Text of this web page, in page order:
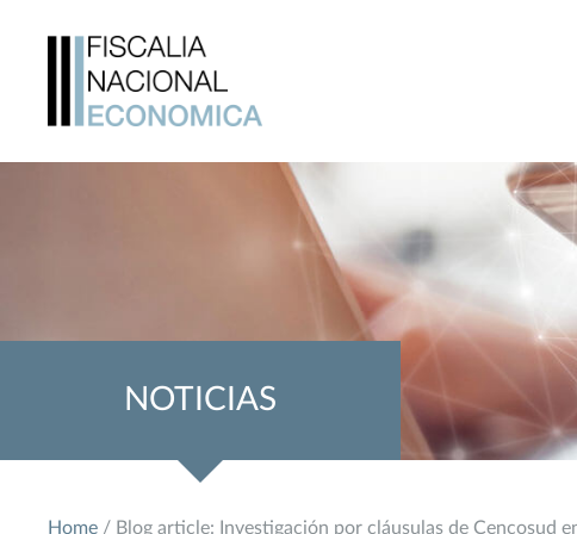
NOTICIAS
Home / Blog article: Investigación por cláusulas de Cencosud